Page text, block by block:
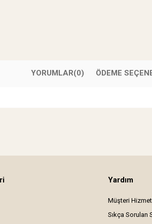
YORUMLAR(0) ÖDEME
Yardım
Müşteri
Sıkça Sorulan